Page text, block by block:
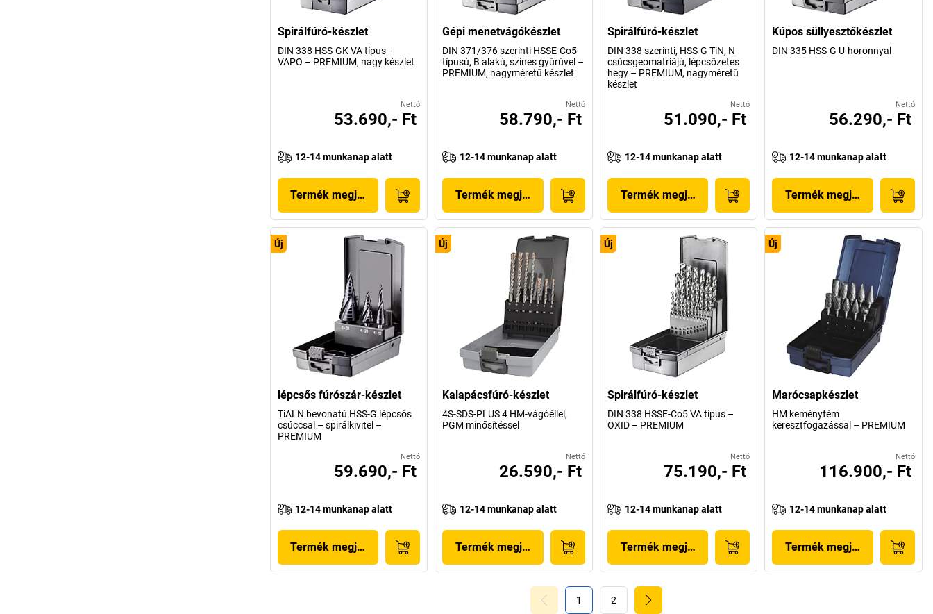
Spirálfúró-készlet
DIN 338 HSS-GK VA típus –
VAPO – PREMIUM, nagy készlet
Nettó
53.690,- Ft
12-14 munkanap alatt
Termék megjelenítése
Gépi menetvágókészlet
DIN 371/376 szerinti HSSE-Co5
típusú, B alakú, színes gyűrűvel –
PREMIUM, nagyméretű készlet
Nettó
58.790,- Ft
12-14 munkanap alatt
Termék megjelenítése
Spirálfúró-készlet
DIN 338 szerinti, HSS-G TiN, N
csúcsgeomatriájú, lépcsőzetes
hegy – PREMIUM, nagyméretű
készlet
Nettó
51.090,- Ft
12-14 munkanap alatt
Termék megjelenítése
Kúpos süllyesztőkészlet
DIN 335 HSS-G U-horonnyal
Nettó
56.290,- Ft
12-14 munkanap alatt
Termék megjelenítése
Új
lépcsős fúrószár-készlet
TiALN bevonatú HSS-G lépcsős
csúccsal – spirálkivitel –
PREMIUM
Nettó
59.690,- Ft
12-14 munkanap alatt
Termék megjelenítése
Új
Kalapácsfúró-készlet
4S-SDS-PLUS 4 HM-vágóéllel,
PGM minősítéssel
Nettó
26.590,- Ft
12-14 munkanap alatt
Termék megjelenítése
Új
Spirálfúró-készlet
DIN 338 HSSE-Co5 VA típus –
OXID – PREMIUM
Nettó
75.190,- Ft
12-14 munkanap alatt
Termék megjelenítése
Új
Marócsapkészlet
HM keményfém
keresztfogazással – PREMIUM
Nettó
116.900,- Ft
12-14 munkanap alatt
Termék megjelenítése
1 2